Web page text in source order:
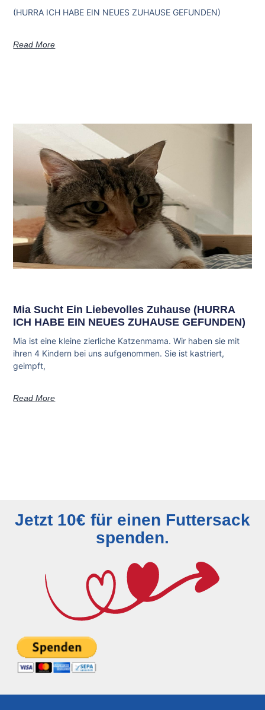
(HURRA ICH HABE EIN NEUES ZUHAUSE GEFUNDEN)
Read More
Mia Sucht Ein Liebevolles Zuhause (HURRA
ICH HABE EIN NEUES ZUHAUSE GEFUNDEN)
Mia ist eine kleine zierliche Katzenmama. Wir haben sie mit
ihren 4 Kindern bei uns aufgenommen. Sie ist kastriert,
geimpft,
Read More
Jetzt 10€ für einen Futtersack
spenden.